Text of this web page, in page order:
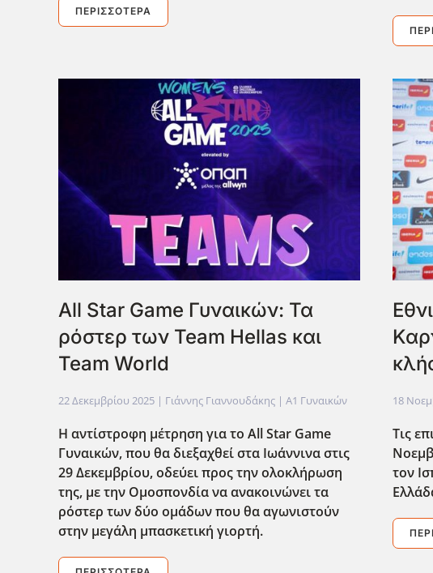
ΠΕΡΙΣΣΌΤΕΡΑ
All Star Game Γυναικών: Τα
ρόστερ των Team Hellas και
Team World
22 Δεκεμβρίου 2025 | Γιάννης Γιαννουδάκης | Α1 Γυναικών
Η αντίστροφη μέτρηση για το AllStar Game
Γυναικών, που θα διεξαχθεί στα Ιωάννινα στις
29 Δεκεμβρίου, οδεύει προς την ολοκλήρωση
της, με την Ομοσπονδία να ανακοινώνει τα
ρόστερ των δύο ομάδων που θα αγωνιστούν
στην μεγάλη μπασκετική γιορτή.
18
Τις
τον